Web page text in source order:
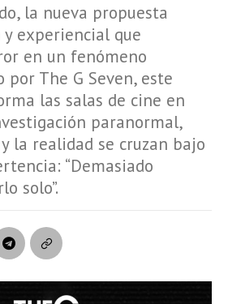
la nueva propuesta
experiencial que
en un fenómeno
por The G Seven, este
las salas de cine en
paranormal,
la realidad se cruzan bajo
“Demasiado
solo”.